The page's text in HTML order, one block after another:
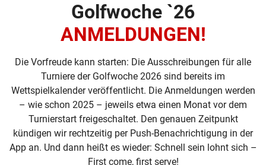
Golfwoche `26
ANMELDUNGEN!
Die Vorfreude kann starten: Die Ausschreibungen für alle
Turniere der Golfwoche 2026 sind bereits im
Wettspielkalender veröffentlicht. Die Anmeldungen werden
– wie schon 2025 – jeweils etwa einen Monat vor dem
Turnierstart freigeschaltet. Den genauen Zeitpunkt
kündigen wir rechtzeitig per Push-Benachrichtigung in der
App an. Und dann heißt es wieder: Schnell sein lohnt sich –
First come, first serve!